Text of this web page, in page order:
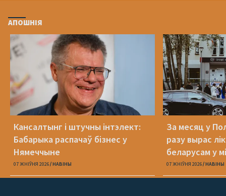
АПОШНІЯ
Кансалтынг і штучны інтэлект:
Бабарыка распачаў бізнес у
Нямеччыне
07 ЖНІЎНЯ 2026 НАВІНЫ
За месяц у
разу вырас
беларусам у
абароне
07 ЖНІЎНЯ 2026 НАВІНЫ